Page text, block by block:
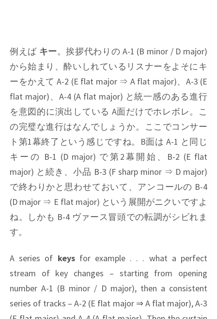
例えば キー。挨拶代わりの A-1 (B minor / D major)
から始まり、酔いしれているリスナーをよそにキ
ーをかえて A-2 (E flat major ⇒ A flat major)、A-3 (E
flat major)、A-4 (A flat major) と統一感のある進行
を意図的に演出している A面だけでホレボレ。こ
の完璧な進行はなんでしょうか。ここでコンサー
ト第1幕終了という感じですね。B面は A-1 と同じ
キーの B-1 (D major) で第2幕開始、B-2 (E flat
major) と続き、小品 B-3 (F sharp minor ⇒ D major)
で終わりかと思わせておいて、アンコールの B-4
(D major ⇒ E flat major) という展開がニクいですよ
ね。しかも B-4 ヴァース冒頭での転調がシビれま
す。
A series of keysfor example . . . what a perfect
stream of key changes – starting from opening
number A-1 (B minor / D major), then a consistent
series of tracks – A-2 (E flat major ⇒ A flat major), A-3